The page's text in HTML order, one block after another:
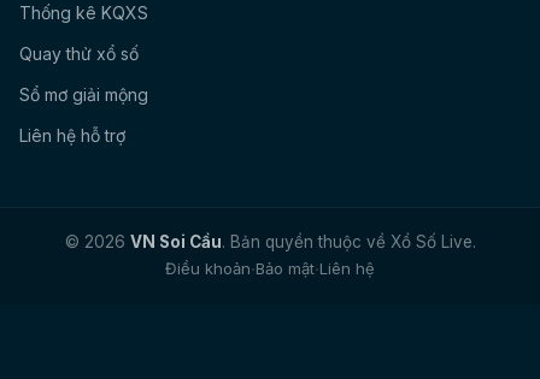
Thống kê KQXS
Quay thử xổ số
Sổ mơ giải mộng
Liên hệ hỗ trợ
© 2026 VN Soi Cầu. Bản quyền thuộc về Xổ Số Live.
Điều khoản·Bảo mật·Liên hệ